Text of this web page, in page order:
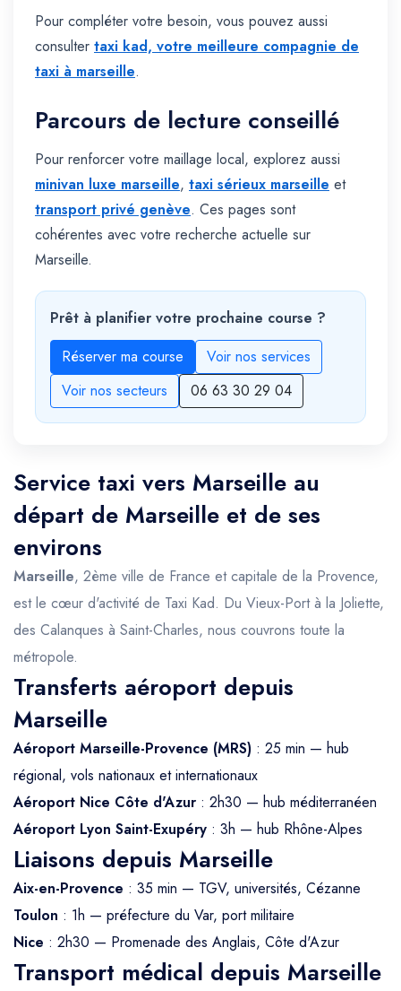
Pour compléter votre besoin, vous pouvez aussi
consulter taxi kad, votre meilleure compagnie de
taxi à marseille.
Parcours de lecture conseillé
Pour renforcer votre maillage local, explorez aussi
minivan luxe marseille, taxi sérieux marseille et
transport privé genève. Ces pages sont
cohérentes avec votre recherche actuelle sur
Marseille.
Prêt à planifier votre prochaine course ?
Réserver ma course
Voir nos services
Voir nos secteurs
06 63 30 29 04
Service taxi vers Marseille au
départ de Marseille et de ses
environs
Marseille, 2ème ville de France et capitale de la Provence,
est le cœur d'activité de Taxi Kad. Du Vieux-Port à la Joliette,
des Calanques à Saint-Charles, nous couvrons toute la
métropole.
Transferts aéroport depuis
Marseille
Aéroport Marseille-Provence (MRS) : 25 min — hub
régional, vols nationaux et internationaux
Aéroport Nice Côte d'Azur : 2h30 — hub méditerranéen
Aéroport Lyon Saint-Exupéry : 3h — hub Rhône-Alpes
Liaisons depuis Marseille
Aix-en-Provence : 35 min — TGV, universités, Cézanne
Toulon : 1h — préfecture du Var, port militaire
Nice : 2h30 — Promenade des Anglais, Côte d'Azur
Transport médical depuis Marseille